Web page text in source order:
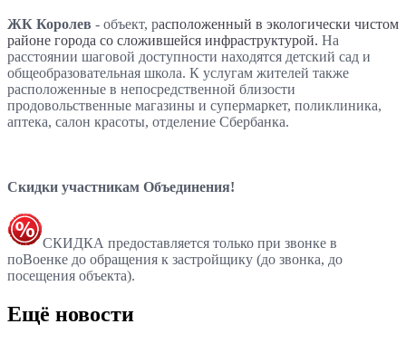
ЖК Королев - объект, расположенный в экологически чистом
районе города со сложившейся инфраструктурой. На
расстоянии шаговой доступности находятся детский сад и
общеобразовательная школа. К услугам жителей также
расположенные в непосредственной близости
продовольственные магазины и супермаркет, поликлиника,
аптека, салон красоты, отделение Сбербанка.
Скидки участникам Объединения!
СКИДКА предоставляется только при звонке в
поВоенке до обращения к застройщику (до звонка, до
посещения объекта).
Ещё новости